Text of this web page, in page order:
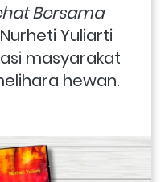
Bersama
Yuliarti
masyarakat
hewan.